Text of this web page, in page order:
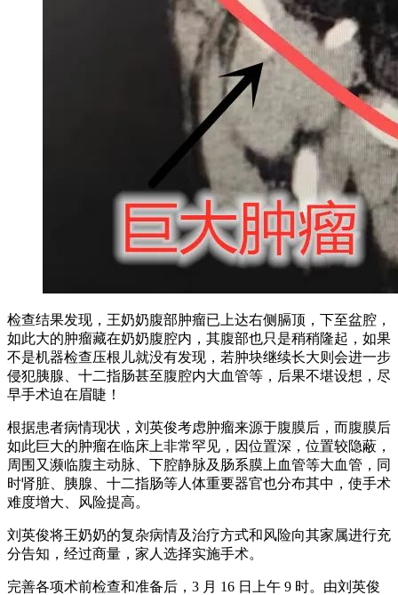
检查结果发现，王奶奶腹部肿瘤已上达右侧膈顶，下至盆腔，
如此大的肿瘤藏在奶奶腹腔内，其腹部也只是稍稍隆起，如果
不是机器检查压根儿就没有发现，若肿块继续长大则会进一步
侵犯胰腺、十二指肠甚至腹腔内大血管等，后果不堪设想，尽
早手术迫在眉睫！
根据患者病情现状，刘英俊考虑肿瘤来源于腹膜后，而腹膜后
如此巨大的肿瘤在临床上非常罕见，因位置深，位置较隐蔽，
周围又濒临腹主动脉、下腔静脉及肠系膜上血管等大血管，同
时肾脏、胰腺、十二指肠等人体重要器官也分布其中，使手术
难度增大、风险提高。
刘英俊将王奶奶的复杂病情及治疗方式和风险向其家属进行充
分告知，经过商量，家人选择实施手术。
完善各项术前检查和准备后，3 月 16 日上午 9 时。由刘英俊